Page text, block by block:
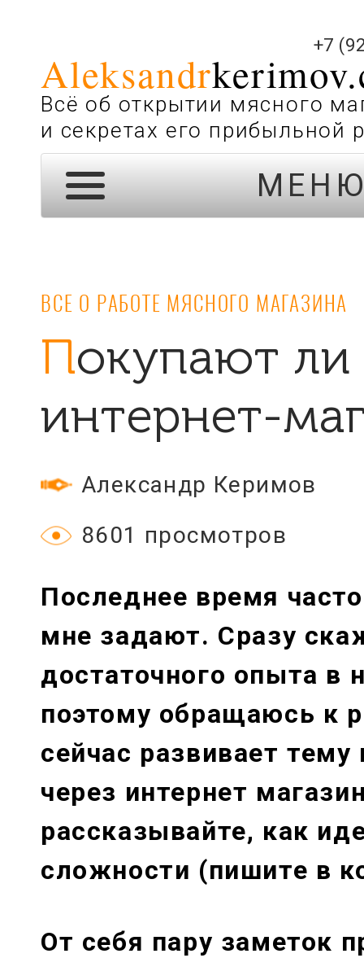
Aleksandr
Всё об открытии мясного
и секретах его прибыльной
+7
ВСЕ О РАБОТЕ МЯСНОГО МАГАЗИНА
Покупают ли мясо в
интернет-
Александр Керимов
8601 просмотров
Последнее время
мне задают. Сразу
достаточного опыта в
поэтому обращаюсь к
сейчас развивает
через интернет
рассказывайте, как
сложности (пишите в
От себя пару заметок